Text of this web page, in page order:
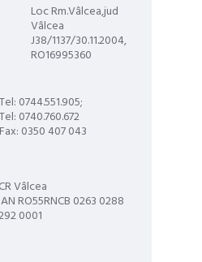
Loc Rm.Vâlcea,jud
Vâlcea
J38/1137/30.11.2004,
RO16995360
Tel: 0744.551.905;
Tel: 0740.760.672
Fax: 0350 407 043
Vâlcea
RO55RNCB 0263 0288
0001